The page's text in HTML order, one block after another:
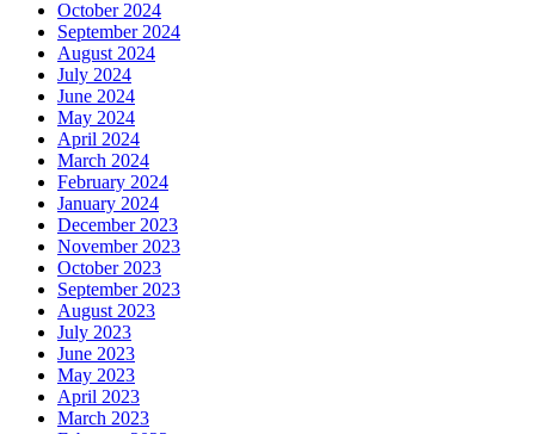
October 2024
September 2024
August 2024
July 2024
June 2024
May 2024
April 2024
March 2024
February 2024
January 2024
December 2023
November 2023
October 2023
September 2023
August 2023
July 2023
June 2023
May 2023
April 2023
March 2023